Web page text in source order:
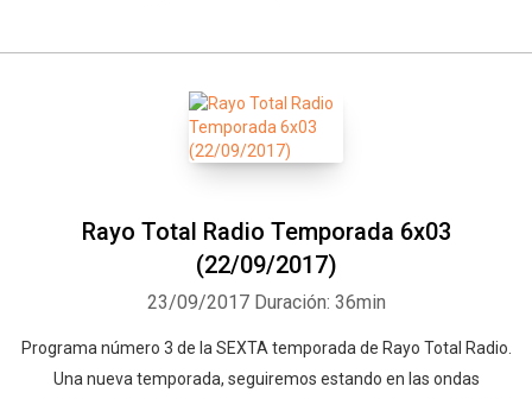
Rayo Total Radio Temporada 6x03
(22/09/2017)
23/09/2017 Duración: 36min
Programa número 3 de la SEXTA temporada de Rayo Total Radio.
Una nueva temporada, seguiremos estando en las ondas